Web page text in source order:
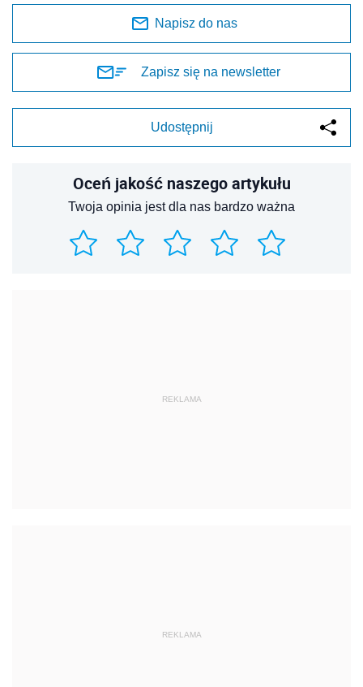
Napisz do nas
Zapisz się na newsletter
Udostępnij
Oceń jakość naszego artykułu
Twoja opinia jest dla nas bardzo ważna
REKLAMA
REKLAMA